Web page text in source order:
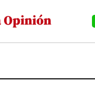
al
principal